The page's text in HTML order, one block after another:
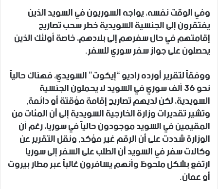
وفي الوقت نفسه، يواجه السوريون في السويد الذين
يفتقرون إلى الجنسية السويدية خطر سحب تصاريح
إقامتهم في حال سفرهم إلى بلادهم، خاصة أولئك الذين
يحصلون على جواز سفر سوري للسفر.
ووفقاً لتقرير أورده راديو “إيكوت” السويدي، فهناك حالياً
نحو 36 ألف سوري في السويد لا يحملون الجنسية
السويدية، لكن لديهم تصاريح إقامة مؤقتة أو دائمة,
وتشير تقديرات وزارة الخارجية السويدية إلى أن المئات من
المقيمين في السويد موجودون حالياً في سوريا، رغم أن
الوزارة شددت على أن الرقم غير مؤكد, ونقل التقرير عن
وكالات سفر في السويد أن الطلب على السفر إلى سوريا
ارتفع بشكل ملحوظ وأنهم يسافرون غالباً عبر مطار بيروت
أو عمان.